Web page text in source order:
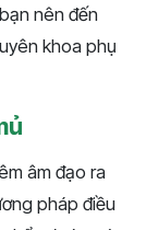
nên đến
khoa phụ
âm đạo ra
pháp điều